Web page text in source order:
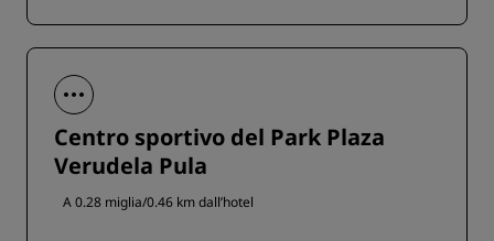
Centro sportivo del Park Plaza
Verudela Pula
A 0.28 miglia/0.46 km dall’hotel